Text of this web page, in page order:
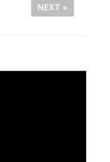
NEXT »